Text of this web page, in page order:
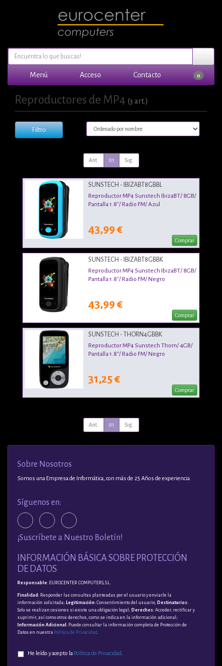
Menú Acceso Contacto 0
Reproductores de MP4 (3 art.)
Filtro
Ant. 01 Sig.
SUNSTECH - IBIZABT8GBBL
Reproductor MP4 Sunstech IbizaBT/ 8GB/
Pantalla 1.8"/ Radio FM/ Azul
43,99 €
Comprar
SUNSTECH - IBIZABT8GBBK
Reproductor MP4 Sunstech IbizaBT/ 8GB/
Pantalla 1.8"/ Radio FM/ Negro
43,99 €
Comprar
SUNSTECH - THORN4GBBK
Reproductor MP4 Sunstech Thorn/ 4GB/
Pantalla 1.8"/ Radio FM/ Negro
31,25 €
Comprar
Ant. 01 Sig.
Sobre Nosotros
Somos una Empresa de Informática, con más de 25 Años de experiencia.
Síguenos en:
¡Suscríbete a Nuestro Boletín!
INFORMACIÓN BÁSICA SOBRE PROTECCIÓN
DE DATOS
Responsable: EUROCENTER COMPUTERS, S.L.
Finalidad: Responder las consultas planteadas por el usuario y enviarle la
información solicitada; Legitimación: Consentimiento del usuario; Destinatarios:
Solo se realizan cesiones si existe una obligación legal; Derechos: Acceder, rectificar y
suprimir, así como otros derechos, como se indica en la información adicional;
Información Adicional : Puede consultar la información completa de Protección de
Datos en nuestra Política de Privacidad.
He leído y acepto la Política de Privacidad.